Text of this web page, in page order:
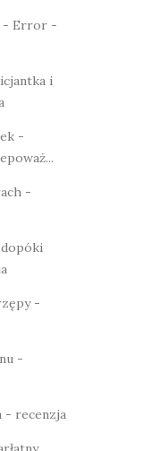
- Error -
i
-
-
-
-
- recenzja